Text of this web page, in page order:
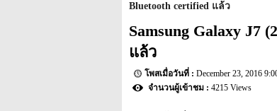
Bluetooth certified แล้ว
Samsung Galaxy J7
แล้ว
December 23, 2016
4215 Views